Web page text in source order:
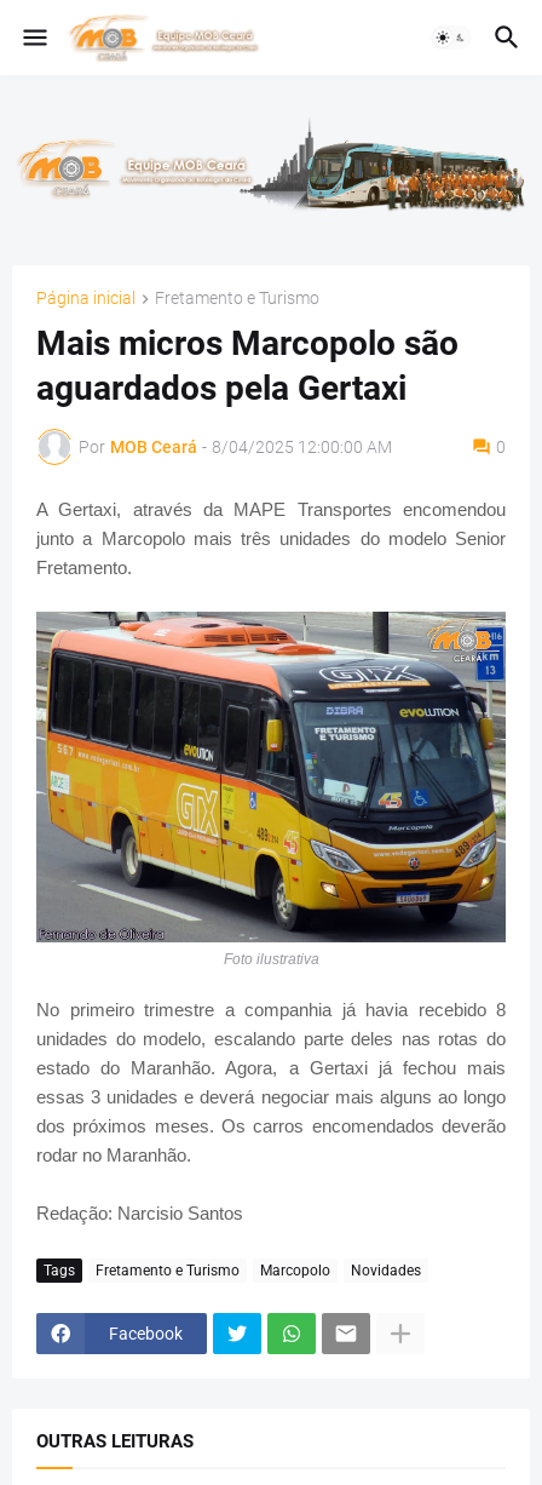
Página inicial Fretamento e Turismo
Mais micros Marcopolo são
aguardados pela Gertaxi
Por MOB Ceará - 8/04/2025 12:00:00 AM 0
A Gertaxi, através da MAPE Transportes encomendou
junto a Marcopolo mais três unidades do modelo Senior
Fretamento.
Foto ilustrativa
No primeiro trimestre a companhia já havia recebido 8
unidades do modelo, escalando parte deles nas rotas do
estado do Maranhão. Agora, a Gertaxi já fechou mais
essas 3 unidades e deverá negociar mais alguns ao longo
dos próximos meses. Os carros encomendados deverão
rodar no Maranhão.
Redação: Narcisio Santos
Tags Fretamento e Turismo Marcopolo Novidades
Facebook
OUTRAS LEITURAS